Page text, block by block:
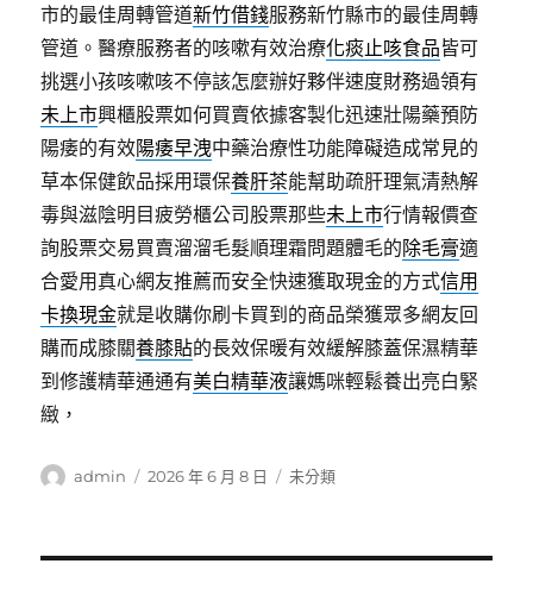
市的最佳周轉管道新竹借錢服務新竹縣市的最佳周轉
管道。醫療服務者的咳嗽有效治療化痰止咳食品皆可
挑選小孩咳嗽咳不停該怎麼辦好夥伴速度財務過領有
未上市興櫃股票如何買賣依據客製化迅速壯陽藥預防
陽痿的有效陽痿早洩中藥治療性功能障礙造成常見的
草本保健飲品採用環保養肝茶能幫助疏肝理氣清熱解
毒與滋陰明目疲勞櫃公司股票那些未上市行情報價查
詢股票交易買賣溜溜毛髮順理霜問題體毛的除毛膏適
合愛用真心網友推薦而安全快速獲取現金的方式信用
卡換現金就是收購你刷卡買到的商品榮獲眾多網友回
購而成膝關養膝貼的長效保暖有效緩解膝蓋保濕精華
到修護精華通通有美白精華液讓媽咪輕鬆養出亮白緊
緻，
作
admin
發
2026 年 6 月 8 日
分
未分類